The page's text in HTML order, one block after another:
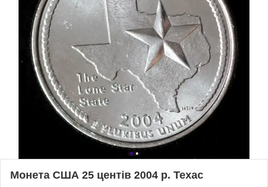
Монета США 25 центів 2004 р. Техас